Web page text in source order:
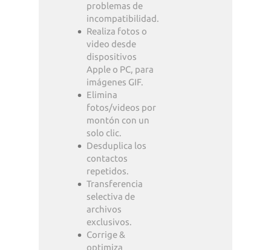
problemas de
incompatibilidad.
Realiza fotos o
video desde
dispositivos
Apple o PC, para
imágenes GIF.
Elimina
fotos/videos por
montón con un
solo clic.
Desduplica los
contactos
repetidos.
Transferencia
selectiva de
archivos
exclusivos.
Corrige &
optimiza